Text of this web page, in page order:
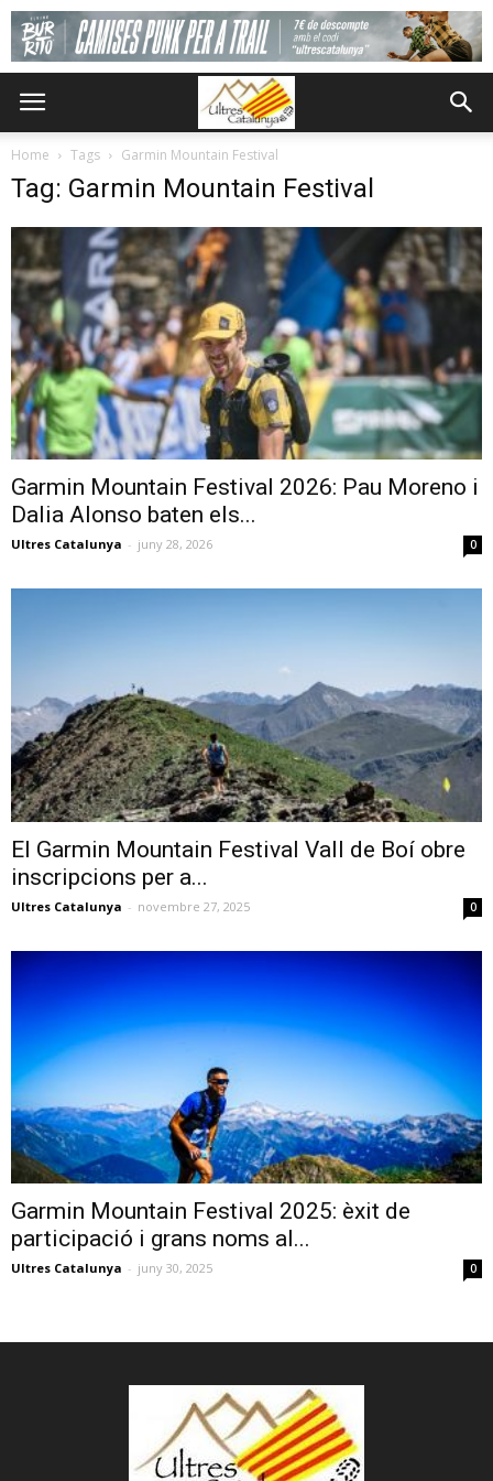
Home Tags Garmin Mountain Festival
Tag: Garmin Mountain Festival
Garmin Mountain Festival 2026: Pau Moreno i
Dalia Alonso baten els...
Ultres Catalunya - juny 28, 2026 0
El Garmin Mountain Festival Vall de Boí obre
inscripcions per a...
Ultres Catalunya - novembre 27, 2025 0
Garmin Mountain Festival 2025: èxit de
participació i grans noms al...
Ultres Catalunya - juny 30, 2025 0